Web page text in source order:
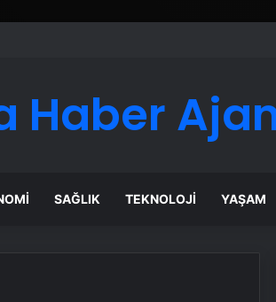
Satın Almanın Yeni Adresi
Haber
SAĞLIK TEKNOLOJI YAŞAM